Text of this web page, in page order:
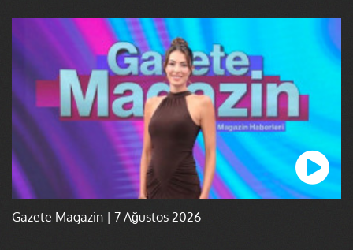
Gazete Magazin | 7 Ağustos 2026